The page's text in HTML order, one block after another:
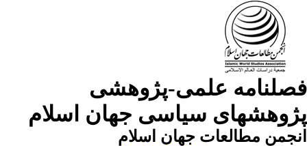
علمی-پژوهشی
سیاسی جهان اسلام
مطالعات جهان اسلام